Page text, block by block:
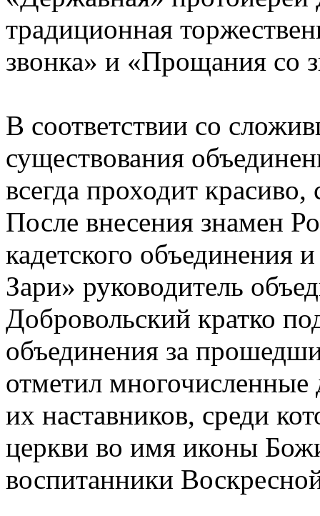
традиционная
звонка» и «Прощания со
В соответствии со
существования
всегда проходит
После внесения знамен
кадетского объединения
Зари» руководитель
Добровольский кратко
объединения за
отметил
их наставников, среди
церкви во имя иконы
воспитанники